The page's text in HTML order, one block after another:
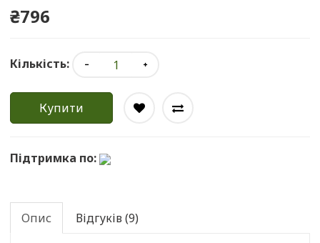
₴796
Кількість:
Купити
Підтримка по:
Опис Відгуків (9)